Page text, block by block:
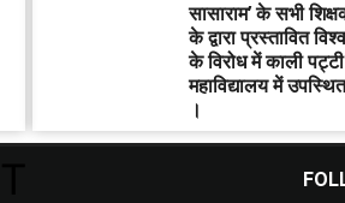
सासाराम’ के सभी
के द्वारा प्रस्तावित
के विरोध में काली
महाविद्यालय में
।